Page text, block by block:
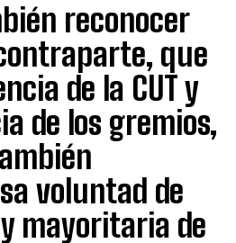
reconocer
que
de la CUT y
de los gremios,
voluntad de
mayoritaria de